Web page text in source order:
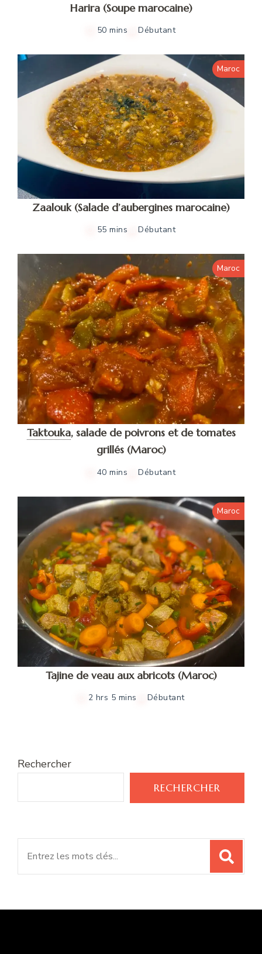
Harira (Soupe marocaine)
50 mins Débutant
Maroc
Zaalouk (Salade d’aubergines marocaine)
55 mins Débutant
Maroc
Taktouka,salade de poivrons et de tomates
grillés (Maroc)
40 mins Débutant
Maroc
Tajine de veau aux abricots (Maroc)
2 hrs 5 mins Débutant
Rechercher
RECHERCHER